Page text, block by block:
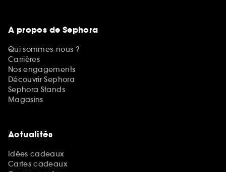
A propos de Sephora
Qui sommes-nous ?
Carrières
Nos engagements
Découvrir Sephora
Sephora Stands
Magasins
Actualités
Idées cadeaux
Cartes cadeaux